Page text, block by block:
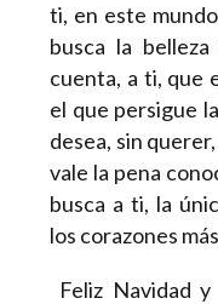
ti, en este
busca la
cuenta, a ti, que
el que persigue
desea, sin
vale la pena
busca a ti, la
los corazones
Feliz Navidad